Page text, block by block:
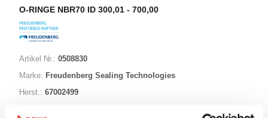
O-RINGE NBR70 ID 300,01 - 700,00
Artikel Nr.: 0508830
Marke: Freudenberg Sealing Technologies
Herst.: 67002499